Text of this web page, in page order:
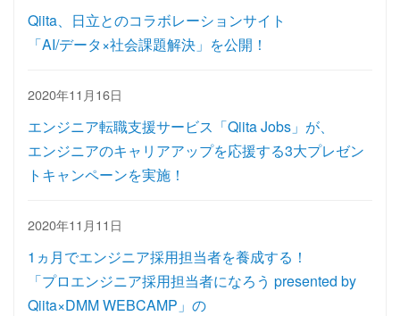
Qiita、日立とのコラボレーションサイト
「AI/データ×社会課題解決」を公開！
2020年11月16日
エンジニア転職支援サービス「Qiita Jobs」が、
エンジニアのキャリアアップを応援する3大プレゼン
トキャンペーンを実施！
2020年11月11日
1ヵ月でエンジニア採用担当者を養成する！
「プロエンジニア採用担当者になろう presented by
Qiita×DMM WEBCAMP」の